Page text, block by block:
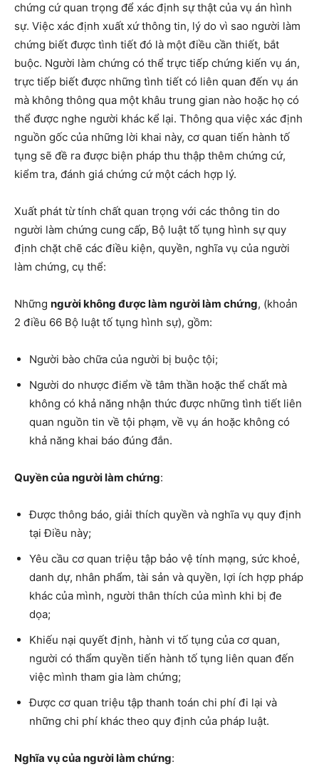
chứng cứ quan trọng để xác định sự thật của vụ án hình
sự. Việc xác định xuất xứ thông tin, lý do vì sao người làm
chứng biết được tình tiết đó là một điều cần thiết, bắt
buộc. Người làm chứng có thể trực tiếp chứng kiến vụ án,
trực tiếp biết được những tình tiết có liên quan đến vụ án
mà không thông qua một khâu trung gian nào hoặc họ có
thể được nghe người khác kể lại. Thông qua việc xác định
nguồn gốc của những lời khai này, cơ quan tiến hành tố
tụng sẽ đề ra được biện pháp thu thập thêm chứng cứ,
kiểm tra, đánh giá chứng cứ một cách hợp lý.
Xuất phát từ tính chất quan trọng với các thông tin do
người làm chứng cung cấp, Bộ luật tố tụng hình sự quy
định chặt chẽ các điều kiện, quyền, nghĩa vụ của người
làm chứng, cụ thể:
Những người không được làm người làm chứng, (khoản
2 điều 66 Bộ luật tố tụng hình sự), gồm:
Người bào chữa của người bị buộc tội;
Người do nhược điểm về tâm thần hoặc thể chất mà
không có khả năng nhận thức được những tình tiết liên
quan nguồn tin về tội phạm, về vụ án hoặc không có
khả năng khai báo đúng đắn.
Quyền của người làm chứng:
Được thông báo, giải thích quyền và nghĩa vụ quy định
tại Điều này;
Yêu cầu cơ quan triệu tập bảo vệ tính mạng, sức khoẻ,
danh dự, nhân phẩm, tài sản và quyền, lợi ích hợp pháp
khác của mình, người thân thích của mình khi bị đe
dọa;
Khiếu nại quyết định, hành vi tố tụng của cơ quan,
người có thẩm quyền tiến hành tố tụng liên quan đến
việc mình tham gia làm chứng;
Được cơ quan triệu tập thanh toán chi phí đi lại và
những chi phí khác theo quy định của pháp luật.
Nghĩa vụ của người làm chứng: